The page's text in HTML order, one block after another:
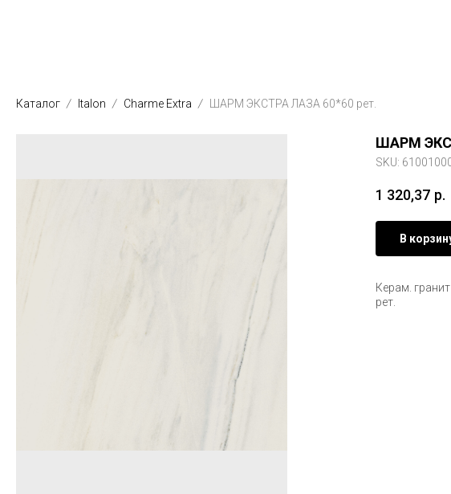
Каталог Italon Charme Extra ШАРМ ЭКСТРА ЛАЗА 60*60 рет.
ШАРМ
SKU:
1 320,37 р.
В
Керам.
рет.